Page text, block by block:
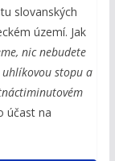
slovanských
území. Jak
nic nebudete
stopu a
účast na